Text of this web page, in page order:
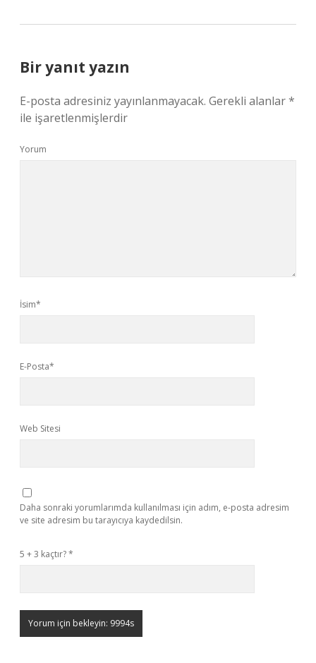
Bir yanıt yazın
E-posta adresiniz yayınlanmayacak. Gerekli alanlar*
ile işaretlenmişlerdir
Yorum
İsim*
E-Posta*
Web Sitesi
Daha sonraki yorumlarımda kullanılması için adım, e-posta adresim
ve site adresim bu tarayıcıya kaydedilsin.
5 + 3 kaçtır?*